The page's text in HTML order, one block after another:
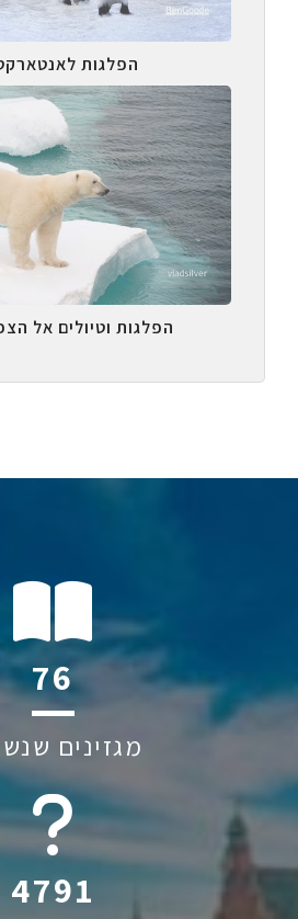
הפלגות
הפלגות וטיולים אל
111
מגזינים
6045